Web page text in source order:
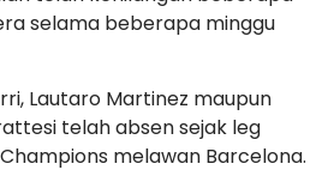
selama beberapa minggu
Lautaro Martinez maupun
telah absen sejak leg
melawan Barcelona.